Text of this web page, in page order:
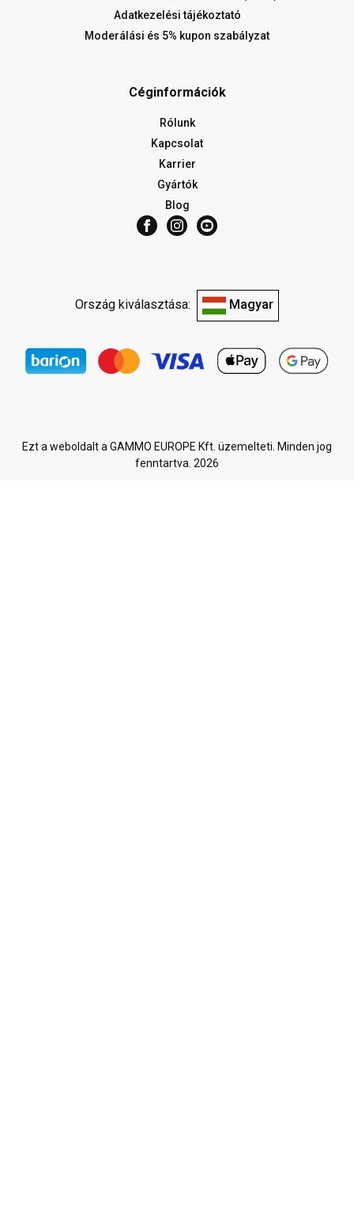
Adatkezelési tájékoztató
Moderálási és 5% kupon szabályzat
Céginformációk
Rólunk
Kapcsolat
Karrier
Gyártók
Blog
Ország kiválasztása: Magyar
Ezt a weboldalt a GAMMO EUROPE Kft. üzemelteti. Minden jog
fenntartva. 2026